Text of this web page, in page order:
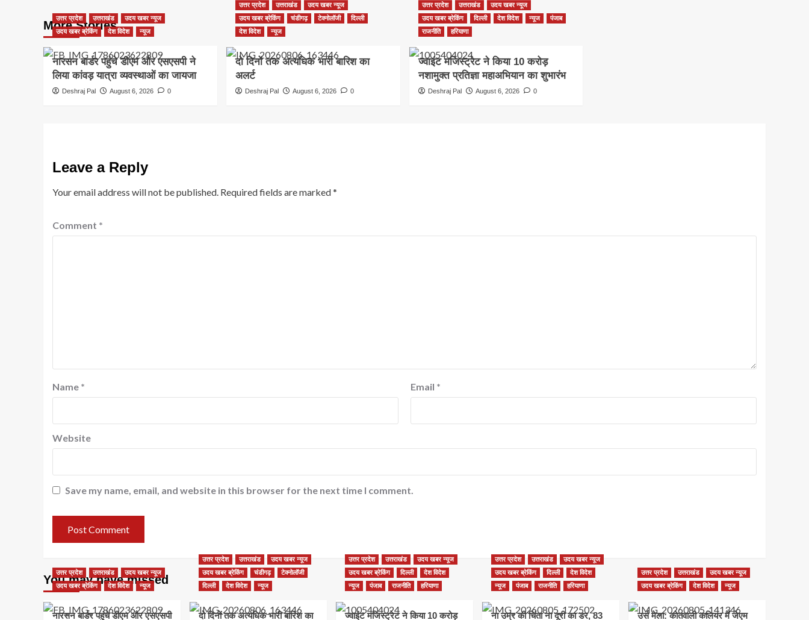
More Stories
उत्तर प्रदेश उत्तराखंड
उदय खबर न्यूज
उदय खबर ब्रेकिंग
देश विदेश न्यूज
नारसन बार्डर पहुंचे डीएम और एसएसपी ने
लिया कांवड़ यात्रा व्यवस्थाओं का जायजा
Deshraj Pal August 6, 2026 0
उत्तर प्रदेश उत्तराखंड
उदय खबर न्यूज
उदय खबर ब्रेकिंग
चंडीगढ़ टेक्नोलॉजी
दिल्ली
देश विदेश
न्यूज
दो दिनों तक अत्यधिक भारी बारिश का
अलर्ट
Deshraj Pal August 6, 2026 0
उत्तर प्रदेश उत्तराखंड
उदय खबर न्यूज
उदय खबर ब्रेकिंग
दिल्ली देश विदेश न्यूज
पंजाब
राजनीति
हरियाणा
ज्वाइंट मजिस्ट्रेट ने किया 10 करोड़
नशामुक्त प्रतिज्ञा महाअभियान का शुभारंभ
Deshraj Pal August 6, 2026 0
Leave a Reply
Your email address will not be published. Required fields are marked*
Comment *
Name * Email *
Website
Save my name, email, and website in this browser for the next time I comment.
You may have missed
उत्तर प्रदेश उत्तराखंड
उदय खबर न्यूज
उदय खबर ब्रेकिंग
देश विदेश न्यूज
नारसन बार्डर पहुंचे डीएम और एसएसपी
उत्तर प्रदेश उत्तराखंड
उदय खबर न्यूज
उदय खबर ब्रेकिंग
चंडीगढ़
टेक्नोलॉजी
दिल्ली
देश विदेश न्यूज
दो दिनों तक अत्यधिक भारी बारिश का
उत्तर प्रदेश उत्तराखंड
उदय खबर न्यूज
उदय खबर ब्रेकिंग
दिल्ली
देश विदेश
न्यूज
पंजाब राजनीति हरियाणा
ज्वाइंट मजिस्ट्रेट ने किया 10 करोड़
उत्तर प्रदेश उत्तराखंड
उदय खबर न्यूज
उदय खबर ब्रेकिंग
दिल्ली
देश विदेश
न्यूज
पंजाब राजनीति हरियाणा
ना उम्र की चिंता ना दूरी का डर, 83
उत्तर प्रदेश उत्तराखंड
उदय खबर न्यूज
उदय खबर ब्रेकिंग
देश विदेश न्यूज
उर्स मेला: कोतवाली कलियर में जेएम